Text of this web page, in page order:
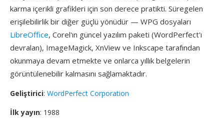
karma içerikli grafikleri için son derece pratikti. Süregelen
erişilebilirlik bir diğer güçlü yönüdür — WPG dosyaları
LibreOffice, Corel'ın güncel yazılım paketi (WordPerfect'ı
devralan), ImageMagick, XnView ve Inkscape tarafından
okunmaya devam etmekte ve onlarca yıllık belgelerin
görüntülenebilir kalmasını sağlamaktadır.
Geliştirici: WordPerfect Corporation
İlk yayın: 1988